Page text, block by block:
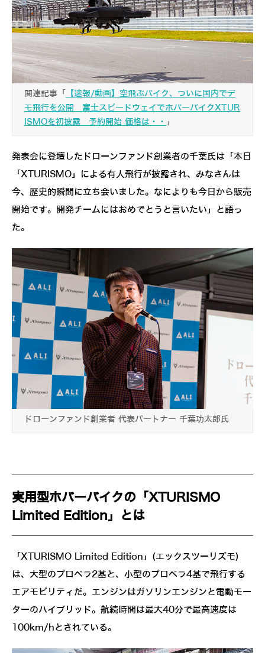
関連記事「
【速報/動画】空飛ぶバイク、ついに国内でデ
モ飛行を公開 富士スピードウェイでホバーバイクXTUR
ISMOを初披露 予約開始 価格は・・ 」
発表会に登壇したドローンファンド創業者の千葉氏は「本日
「XTURISMO」による有人飛行が披露され、みなさんは
今、歴史的瞬間に立ち会いました。なによりも今日から販売
開始です。開発チームにはおめでとうと言いたい」と語っ
た。
ドローンファンド創業者 代表パートナー 千葉功太郎氏
実用型ホバーバイクの「XTURISMO
Limited Edition」とは
「XTURISMO Limited Edition」(エックスツーリズモ)
は、大型のプロペラ2基と、小型のプロペラ4基で飛行する
エアモビリティだ。エンジンはガソリンエンジンと電動モー
ターのハイブリッド。航続時間は最大40分で最高速度は
100km/hとされている。